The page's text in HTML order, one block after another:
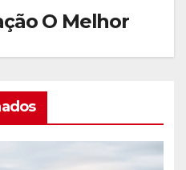
O Melhor